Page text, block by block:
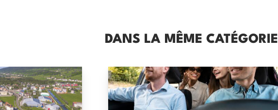
DANS LA MÊME CATÉGORIE